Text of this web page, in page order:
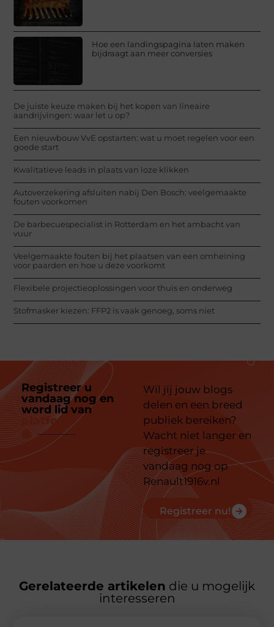
Hoe een landingspagina laten maken
bijdraagt aan meer conversies
De juiste keuze maken bij het kopen van lineaire
aandrijvingen: waar let u op?
Een nieuwbouw VvE opstarten: wat u moet regelen voor een
goede start
Kwalitatieve leads in plaats van loze klikken
Autoverzekering afsluiten nabij Den Bosch: veelgemaakte
fouten voorkomen
De barbecuespecialist in Rotterdam en het ambacht van
vuur
Veelgemaakte fouten bij het plaatsen van een omheining
voor paarden en hoe u deze voorkomt
Flexibele projectieoplossingen voor thuis en onderweg
Stofmasker kiezen: FFP2 is vaak genoeg, soms niet
Registreer u
vandaag nog en
word lid van
platform
Wil jij jouw blogs
delen en een breed
publiek bereiken?
Wacht niet langer en
registreer je
vandaag nog op
Renault1916v.nl
Registreer nu!
Gerelateerde artikelen die u mogelijk
interesseren